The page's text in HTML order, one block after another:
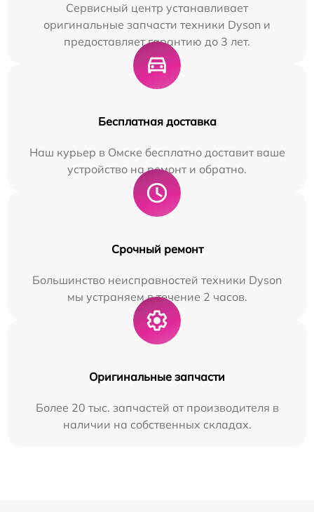
Сервисный центр устанавливает
оригинальные запчасти техники Dyson и
предоставляет гарантию до 3 лет.
Бесплатная доставка
Наш курьер в Омске бесплатно доставит ваше
устройство на ремонт и обратно.
Срочный ремонт
Большинство неисправностей техники Dyson
мы устраняем в течение 2 часов.
Оригинальные запчасти
Более 20 тыс. запчастей от производителя в
наличии на собственных складах.